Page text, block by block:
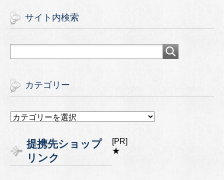
サイト内検索
カテゴリー
カ
リ
ー
提携先ショップ
リンク
[PR]
★